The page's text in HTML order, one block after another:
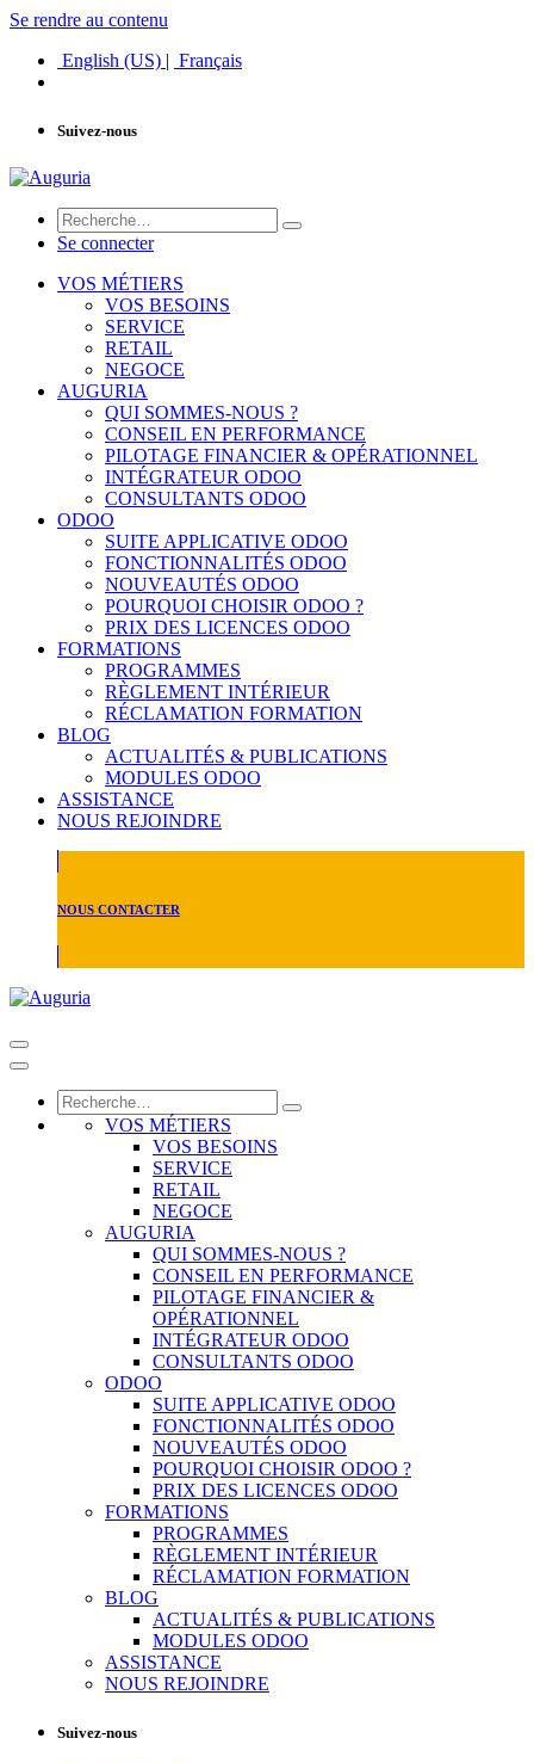
Se rendre au contenu
English (US) | Français
Suivez-nous
Se connecter
VOS MÉTIERS
VOS BESOINS
SERVICE
RETAIL
NEGOCE
AUGURIA
QUI SOMMES-NOUS ?
CONSEIL EN PERFORMANCE
PILOTAGE FINANCIER & OPÉRATIONNEL
INTÉGRATEUR ODOO
CONSULTANTS ODOO
ODOO
SUITE APPLICATIVE ODOO
FONCTIONNALITÉS ODOO
NOUVEAUTÉS ODOO
POURQUOI CHOISIR ODOO ?
PRIX DES LICENCES ODOO
FORMATIONS
PROGRAMMES
RÈGLEMENT INTÉRIEUR
RÉCLAMATION FORMATION
BLOG
ACTUALITÉS & PUBLICATIONS
MODULES ODOO
ASSISTANCE
NOUS REJOINDRE
NOUS CONTACTER
VOS MÉTIERS
VOS BESOINS
SERVICE
RETAIL
NEGOCE
AUGURIA
QUI SOMMES-NOUS ?
CONSEIL EN PERFORMANCE
PILOTAGE FINANCIER &
OPÉRATIONNEL
INTÉGRATEUR ODOO
CONSULTANTS ODOO
ODOO
SUITE APPLICATIVE ODOO
FONCTIONNALITÉS ODOO
NOUVEAUTÉS ODOO
POURQUOI CHOISIR ODOO ?
PRIX DES LICENCES ODOO
FORMATIONS
PROGRAMMES
RÈGLEMENT INTÉRIEUR
RÉCLAMATION FORMATION
BLOG
ACTUALITÉS & PUBLICATIONS
MODULES ODOO
ASSISTANCE
NOUS REJOINDRE
Suivez-nous